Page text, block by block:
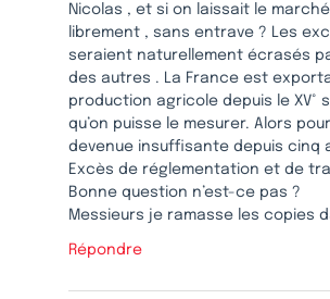
Nicolas , et si on laissait le
librement , sans entrave ? Les
seraient naturellement écrasés
des autres . La France est
production agricole depuis le XV°
qu’on puisse le mesurer. Alors
devenue insuffisante depuis cinq
Excès de réglementation et de
Bonne question n’est-ce pas ?
Messieurs je ramasse les copies
Répondre